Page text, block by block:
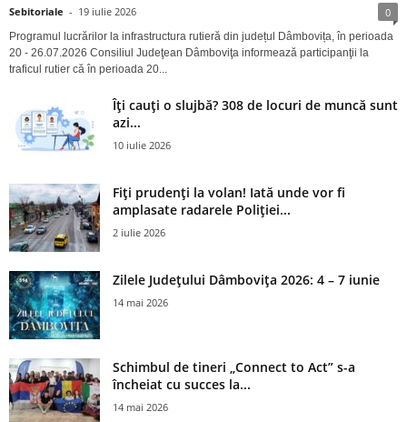
Sebitoriale - 19 iulie 2026 0
Programul lucrărilor la infrastructura rutieră din județul Dâmbovița, în perioada
20 - 26.07.2026 Consiliul Judeţean Dâmboviţa informează participanţii la
traficul rutier că în perioada 20...
Îți cauți o slujbă? 308 de locuri de muncă sunt
azi...
10 iulie 2026
Fiți prudenți la volan! Iată unde vor fi
amplasate radarele Poliției...
2 iulie 2026
Zilele Județului Dâmbovița 2026: 4 – 7 iunie
14 mai 2026
Schimbul de tineri „Connect to Act” s-a
încheiat cu succes la...
14 mai 2026